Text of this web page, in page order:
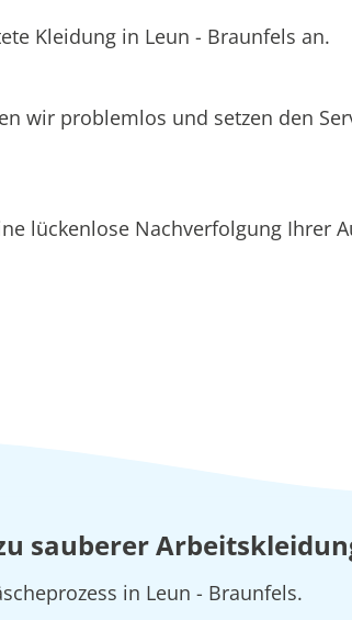
Kleidung in Leun - Braunfels an.
wir problemlos und setzen den
lückenlose Nachverfolgung Ihrer
sauberer
in Leun - Braunfels.